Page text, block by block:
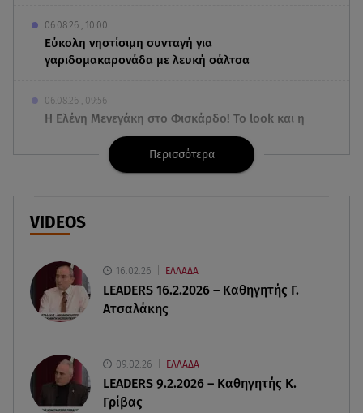
06.08.26 , 10:00
Eύκολη νηστίσιμη συνταγή για
γαριδομακαρονάδα με λευκή σάλτσα
06.08.26 , 09:56
Η Ελένη Μενεγάκη στο Φισκάρδο! Το look και η
βεντάλια που δεν αποχωρίστηκε
Λιάγκας - Αντωνά: Φωτογραφίες από τις glam
Σάκης Ρουβάς: Άφησε τη σκηνή και φόρεσε
στολή μελισσοκόμου στην Κύθνο
την αυτονομία του
06.08.26 , 09:07
Περισσότερα
VIDEOS
16.02.26 ΕΛΛΑΔΑ
LEADERS 16.2.2026 – Καθηγητής Γ.
Ατσαλάκης
09.02.26 ΕΛΛΑΔΑ
LEADERS 9.2.2026 – Καθηγητής Κ.
Γρίβας